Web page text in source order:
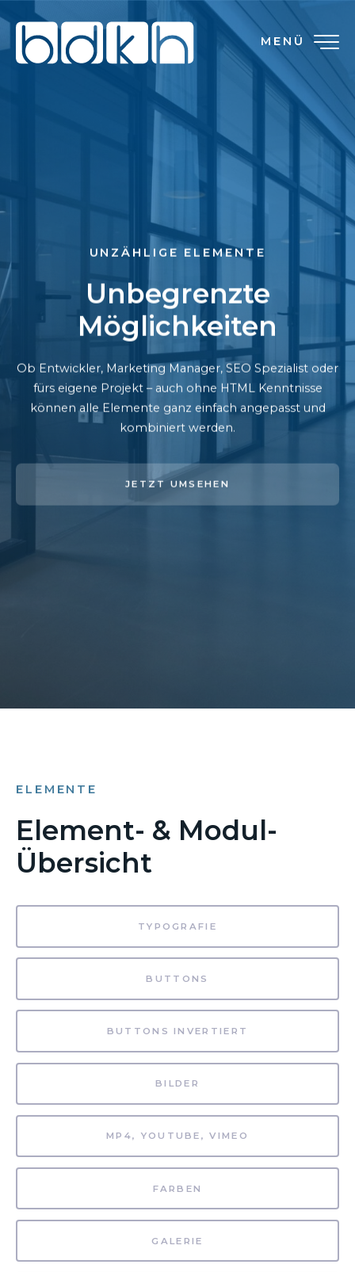
MENÜ
UNZÄHLIGE ELEMENTE
Unbegrenzte
Möglichkeiten
Ob Entwickler, Marketing Manager, SEO Spezialist oder
fürs eigene Projekt – auch ohne HTML Kenntnisse
können alle Elemente ganz einfach angepasst und
kombiniert werden.
JETZT UMSEHEN
ELEMENTE
Element- & Modul-
Übersicht
TYPOGRAFIE
BUTTONS
BUTTONS INVERTIERT
BILDER
MP4, YOUTUBE, VIMEO
FARBEN
GALERIE